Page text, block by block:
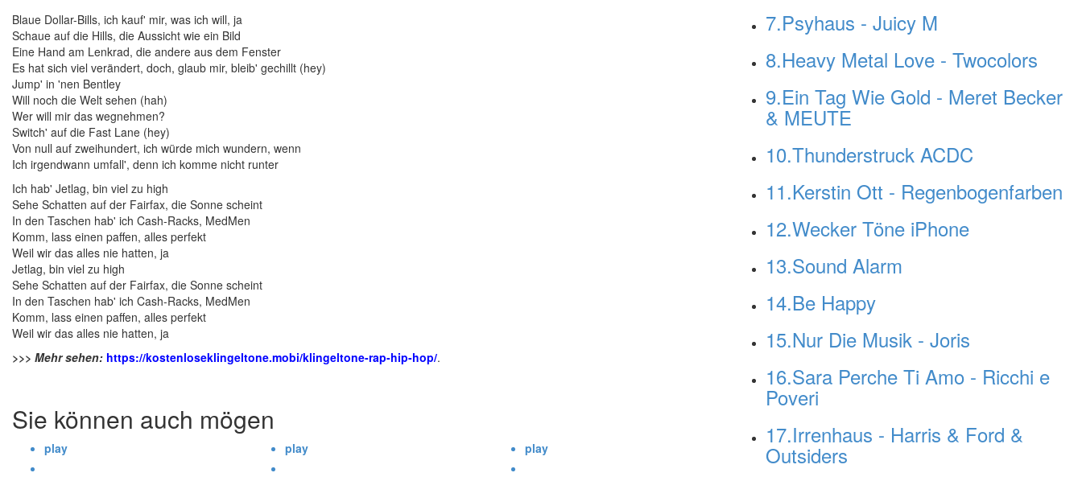
Blaue Dollar-Bills, ich kauf' mir, was ich will, ja
Schaue auf die Hills, die Aussicht wie ein Bild
Eine Hand am Lenkrad, die andere aus dem Fenster
Es hat sich viel verändert, doch, glaub mir, bleib' gechillt (hey)
Jump' in 'nen Bentley
Will noch die Welt sehen (hah)
Wer will mir das wegnehmen?
Switch' auf die Fast Lane (hey)
Von null auf zweihundert, ich würde mich wundern, wenn
Ich irgendwann umfall', denn ich komme nicht runter
Ich hab' Jetlag, bin viel zu high
Sehe Schatten auf der Fairfax, die Sonne scheint
In den Taschen hab' ich Cash-Racks, MedMen
Komm, lass einen paffen, alles perfekt
Weil wir das alles nie hatten, ja
Jetlag, bin viel zu high
Sehe Schatten auf der Fairfax, die Sonne scheint
In den Taschen hab' ich Cash-Racks, MedMen
Komm, lass einen paffen, alles perfekt
Weil wir das alles nie hatten, ja
>>> Mehr sehen: https://kostenloseklingeltone.mobi/klingeltone-rap-hip-hop/.
Sie können auch mögen
play play play
7.Psyhaus - Juicy M
8.Heavy Metal Love - Twocolors
9.Ein Tag Wie Gold - Meret Becker
& MEUTE
10.Thunderstruck ACDC
11.Kerstin Ott - Regenbogenfarben
12.Wecker Töne iPhone
13.Sound Alarm
14.Be Happy
15.Nur Die Musik - Joris
16.Sara Perche Ti Amo - Ricchi e
Poveri
17.Irrenhaus - Harris & Ford &
Outsiders